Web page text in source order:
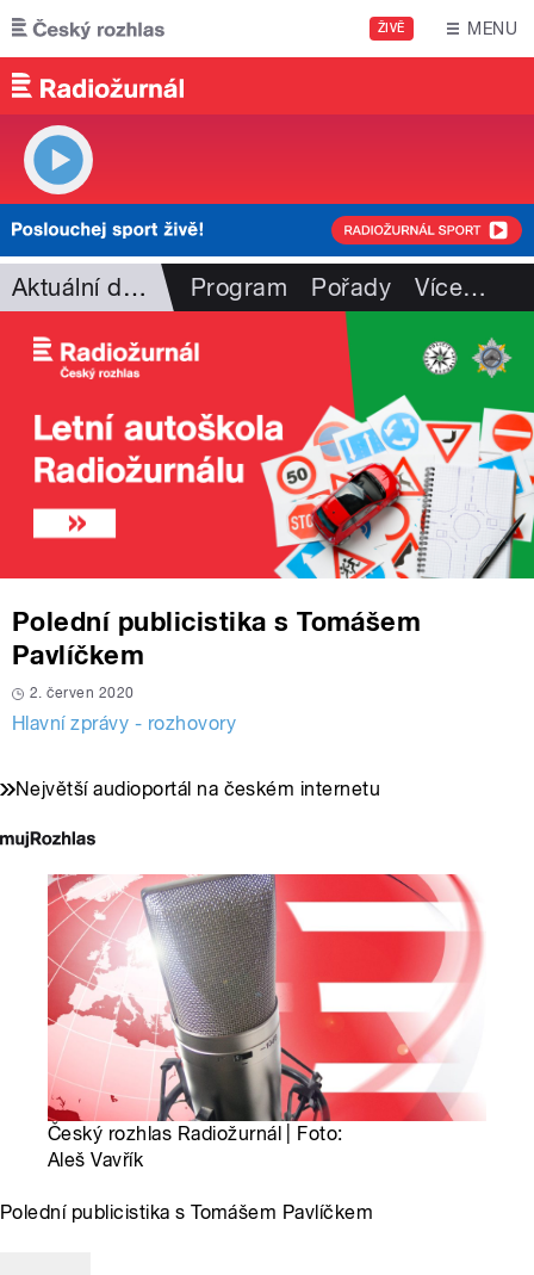
Přejít k hlavnímu obsahu
ŽIVĚ MENU
Aktuální dění Program Pořady Více…
Polední publicistika s Tomášem
Pavlíčkem
2. červen 2020
Hlavní zprávy - rozhovory
Největší audioportál na českém internetu
Český rozhlas Radiožurnál | Foto:
Aleš Vavřík
Polední publicistika s Tomášem Pavlíčkem